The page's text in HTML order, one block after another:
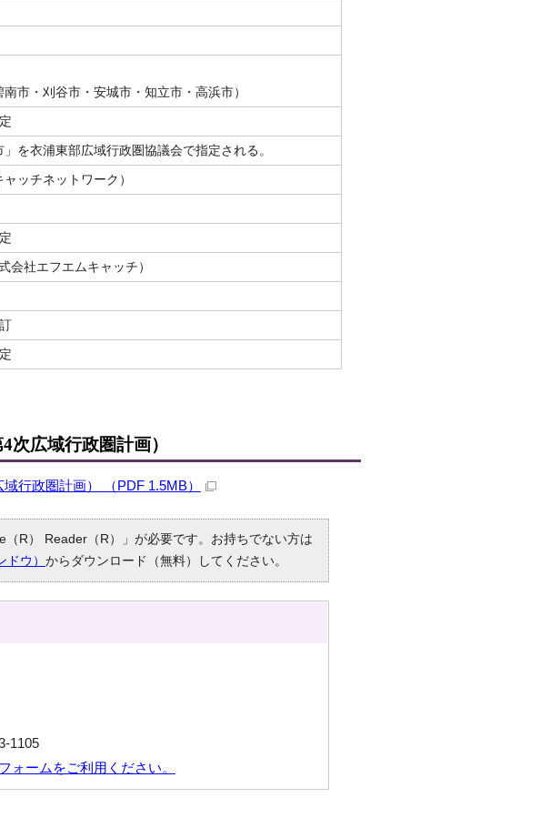
市・刈谷市・安城市・知立市・高浜市）
を衣浦東部広域行政圏協議会で指定される。
ッチネットワーク）
会社エフエムキャッチ）
次広域行政圏計画）
行政圏計画） （PDF 1.5MB）
R） Reader（R）」が必要です。お持ちでない方は
ウ） からダウンロード（無料）してください。
1105
ォームをご利用ください。